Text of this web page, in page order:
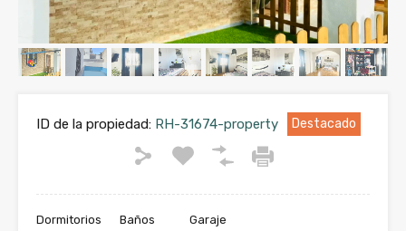
ID de la propiedad: RH-31674-property Destacado
Dormitorios Baños Garaje